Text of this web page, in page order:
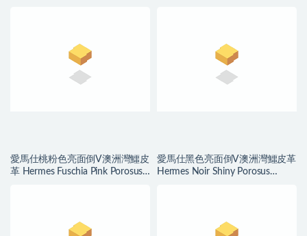
愛馬仕桃粉色亮面倒V澳洲灣鱷皮
革 Hermes Fuschia Pink Porosus
愛馬仕黑色亮面倒V澳洲灣鱷皮革
Hermes Noir Shiny Porosus